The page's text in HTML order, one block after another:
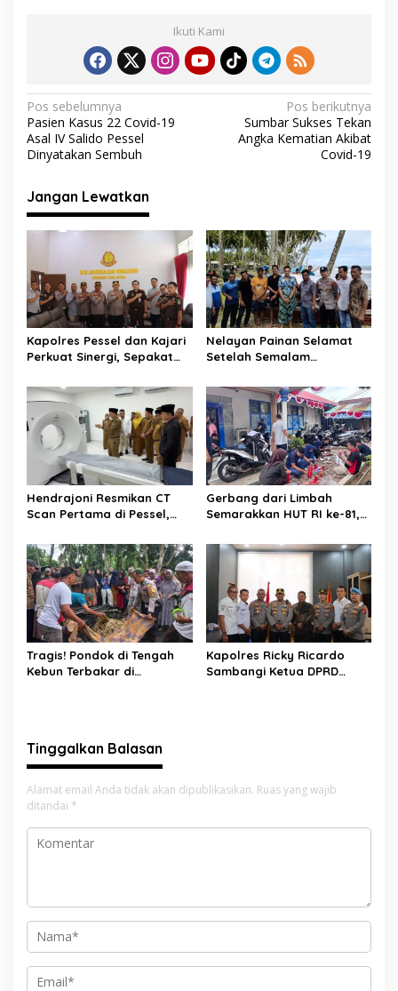
o
k
er s
A
p
p
e
gr
a
m
ai
l e
Ikuti Kami
N
a
v
i
g
a
s
i
p
o
s
Pos sebelumnya
Pasien Kasus 22 Covid-19
Asal IV Salido Pessel
Dinyatakan Sembuh
Pos berikutnya
Sumbar Sukses Tekan
Angka Kematian Akibat
Covid-19
Jangan Lewatkan
Kapolres Pessel dan Kajari
Perkuat Sinergi, Sepakat
yang Profesional
Nelayan Painan Selamat
Setelah Semalam
Ditemukan Warga Lakitan
Selatan
Hendrajoni Resmikan CT
Scan Pertama di Pessel,
Layani Pemeriksaan 24 Jam
Gerbang dari Limbah
Semarakkan HUT RI ke-81,
Gaungkan Semangat Cinta
Lingkungan
Tragis! Pondok di Tengah
Kebun Terbakar di
Kapolres Ricky Ricardo
Sambangi Ketua DPRD
Tinggalkan Balasan
Alamat email Anda tidak akan dipublikasikan. Ruas yang wajib
ditandai *